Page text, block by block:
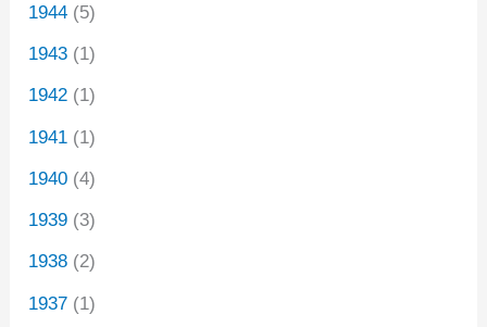
1944 (5)
1943 (1)
1942 (1)
1941 (1)
1940 (4)
1939 (3)
1938 (2)
1937 (1)